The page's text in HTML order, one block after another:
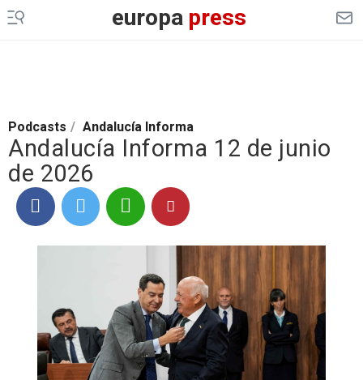
europapress
Podcasts / Andalucía Informa
Andalucía Informa 12 de junio
de 2026